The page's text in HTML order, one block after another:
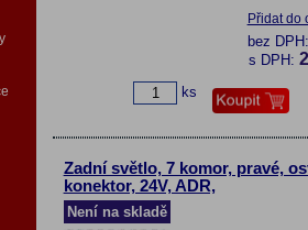
Přidat do
bez
s DPH:
ks
Zadní světlo, 7 komor, pravé,
konektor, 24V, ADR,
Není na skladě